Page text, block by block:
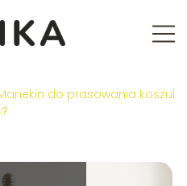
do prasowania koszul